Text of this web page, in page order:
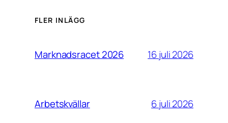
FLER INLÄGG
Marknadsracet 2026 16 juli 2026
Arbetskvällar 6 juli 2026